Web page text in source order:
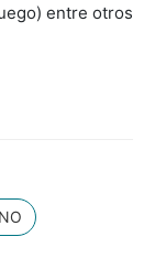
entre otros